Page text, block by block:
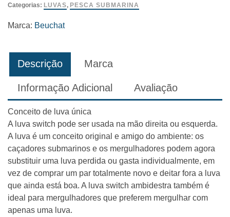
1
Categorias: LUVAS, PESCA SUBMARINA
Marca: Beuchat
Descrição Marca
Informação Adicional Avaliação
Conceito de luva única
A luva switch pode ser usada na mão direita ou esquerda.
A luva é um conceito original e amigo do ambiente: os
caçadores submarinos e os mergulhadores podem agora
substituir uma luva perdida ou gasta individualmente, em
vez de comprar um par totalmente novo e deitar fora a luva
que ainda está boa. A luva switch ambidestra também é
ideal para mergulhadores que preferem mergulhar com
apenas uma luva.